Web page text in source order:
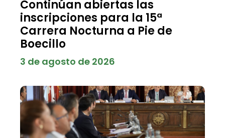
Continúan abiertas las
inscripciones para la 15ª
Carrera Nocturna a Pie de
Boecillo
3 de agosto de 2026